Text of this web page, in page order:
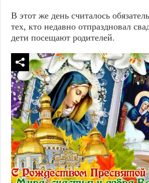
В этот же день считалось
тех, кто недавно отпраздновал
дети посещают родителей.